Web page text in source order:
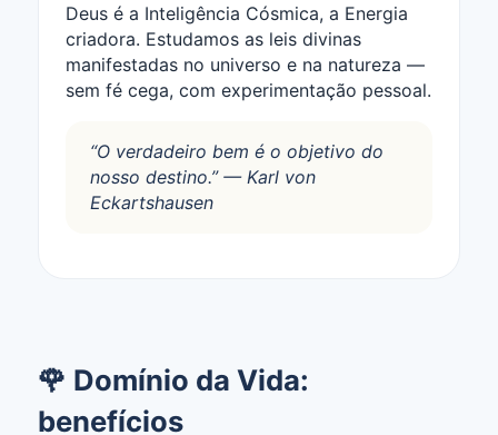
Deus é a Inteligência Cósmica, a Energia
criadora. Estudamos as leis divinas
manifestadas no universo e na natureza —
sem fé cega, com experimentação pessoal.
“O verdadeiro bem é o objetivo do
nosso destino.” — Karl von
Eckartshausen
🌹 Domínio da Vida:
benefícios